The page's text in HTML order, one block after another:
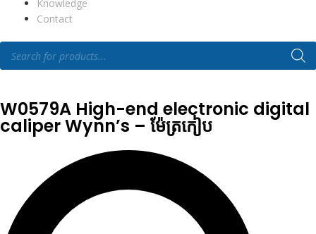
Knowledge
Contact
W0579A High-end electronic digital
caliper Wynn’s – ម៉ែត្រកៀប